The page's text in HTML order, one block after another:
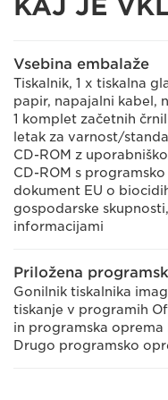
KAJ JE
Vsebina embalaže
Tiskalnik, 1 x tiskalna
papir, napajalni kabel,
1 komplet začetnih
letak za varnost/
CD-ROM z
CD-ROM s
dokument EU o
gospodarske
informacijami
Priložena
Gonilnik tiskalnika
tiskanje v programih
in programska
Drugo programsko